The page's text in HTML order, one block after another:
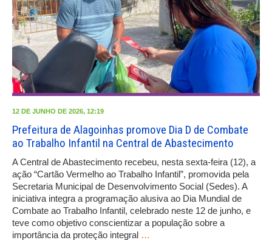
12 DE JUNHO DE 2026, 12:19
Prefeitura de Alagoinhas promove Dia D de Combate
ao Trabalho Infantil na Central de Abastecimento
A Central de Abastecimento recebeu, nesta sexta-feira (12), a
ação “Cartão Vermelho ao Trabalho Infantil”, promovida pela
Secretaria Municipal de Desenvolvimento Social (Sedes). A
iniciativa integra a programação alusiva ao Dia Mundial de
Combate ao Trabalho Infantil, celebrado neste 12 de junho, e
teve como objetivo conscientizar a população sobre a
importância da proteção integral …